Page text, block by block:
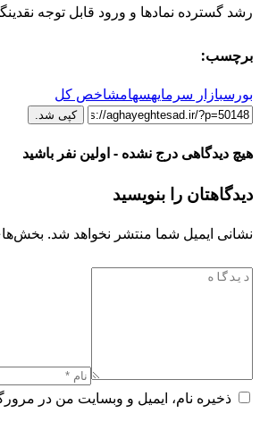
رشد گسترده نمادها و ورود قابل توجه
برچسب:
بورسبازار سرمایهسهامشاخص کل
کپی شد.
هیچ دیدگاهی درج نشده - اولین نفر باشید
دیدگاهتان را بنویسید
نشانی ایمیل شما منتشر نخواهد شد.
ذخیره نام، ایمیل و وبسایت من در